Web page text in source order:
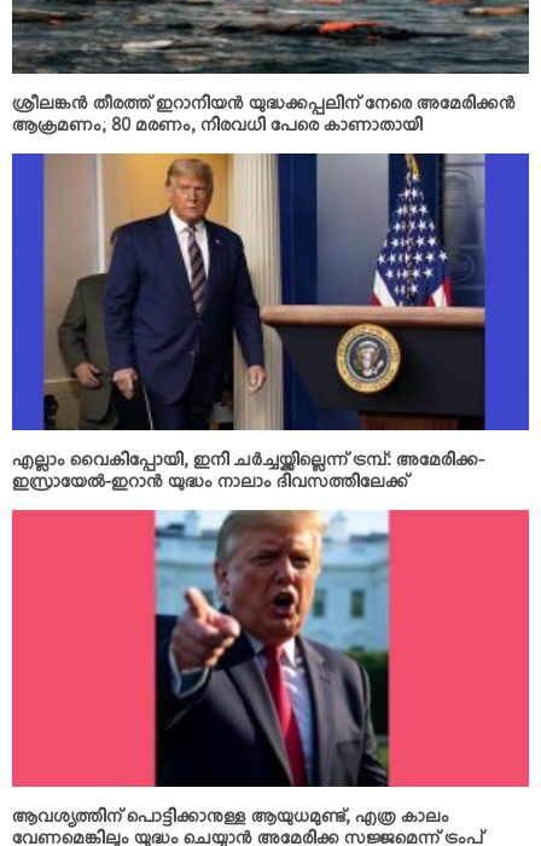
ശ്രീലങ്കന്‍ തീരത്ത് ഇറാനിയന്‍ യുദ്ധക്കപ്പലിന് നേരെ അമേരിക്കന്‍
ആക്രമണം; 80 മരണം, നിരവധി പേരെ കാണാതായി
എല്ലാം വൈകിപ്പോയി, ഇനി ചര്‍ച്ചയ്ക്കില്ലെന്ന് ട്രമ്പ്: അമേരിക്ക-
ഇസ്രായേല്‍-ഇറാന്‍ യുദ്ധം നാലാം ദിവസത്തിലേക്ക്
ആവശ്യത്തിന് പൊട്ടിക്കാനുള്ള ആയുധമുണ്ട്, എത്ര കാലം